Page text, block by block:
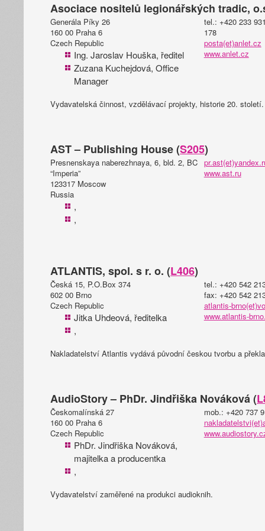
Asociace nositelů legionářských tradic,
Generála Píky 26
160 00 Praha 6
Czech Republic
Ing. Jaroslav Houška, ředitel
Zuzana Kuchejdová, Office
Manager
tel.: +420 233
178
posta(et)anlet.cz
www.anlet.cz
Vydavatelská činnost, vzdělávací projekty, historie 20. století.
AST – Publishing House (S205)
Presnenskaya naberezhnaya, 6, bld. 2, BC
“Imperia”
123317 Moscow
Russia
,
,
www.ast.ru
ATLANTIS, spol. s r. o. (L406)
Česká 15, P.O.Box 374
602 00 Brno
Czech Republic
Jitka Uhdeová, ředitelka
,
tel.: +420 542
fax: +420 542
atlantis-
www.atlantis-
Nakladatelství Atlantis vydává původní českou tvorbu a
AudioStory – PhDr. Jindřiška Nováková (
Českomalínská 27
160 00 Praha 6
Czech Republic
PhDr. Jindřiška Nováková,
majitelka a producentka
,
mob.: +420 737
Vydavatelství zaměřené na produkci audioknih.